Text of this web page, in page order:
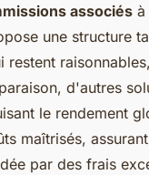
associés à
une structure
restent raisonnables,
d'autres
le rendement
maîtrisés,
par des frais